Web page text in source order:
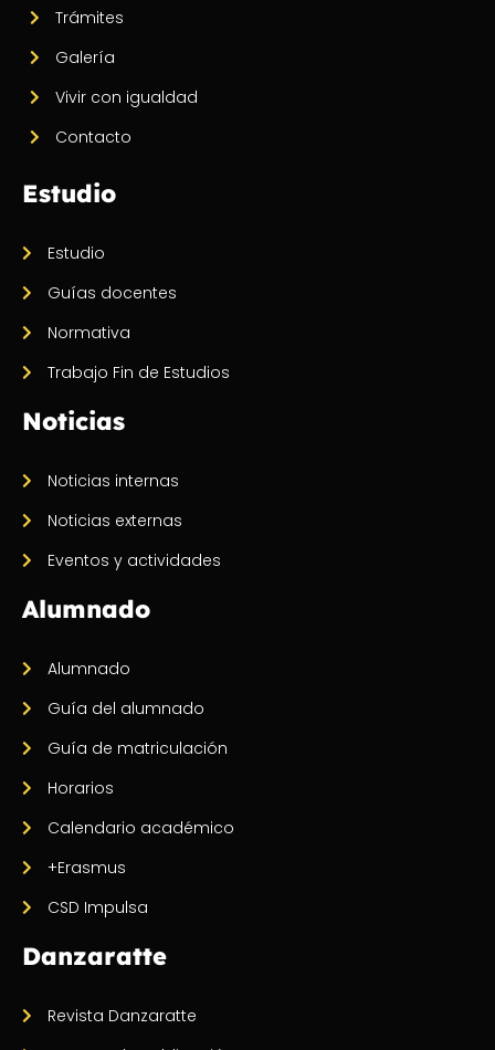
Trámites
Galería
Vivir con igualdad
Contacto
Estudio
Estudio
Guías docentes
Normativa
Trabajo Fin de Estudios
Noticias
Noticias internas
Noticias externas
Eventos y actividades
Alumnado
Alumnado
Guía del alumnado
Guía de matriculación
Horarios
Calendario académico
+Erasmus
CSD Impulsa
Danzaratte
Revista Danzaratte